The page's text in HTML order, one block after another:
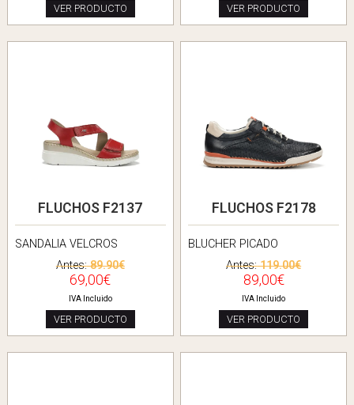
VER PRODUCTO VER PRODUCTO
FLUCHOS F2137
SANDALIA VELCROS
Antes:89.90€
69,00€
IVA Incluido
VER PRODUCTO
FLUCHOS F2178
BLUCHER PICADO
Antes:119.00€
89,00€
IVA Incluido
VER PRODUCTO